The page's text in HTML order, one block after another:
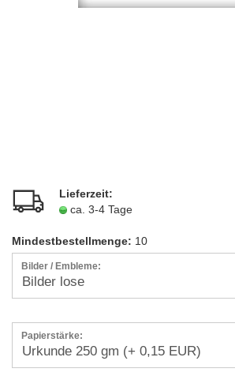
Lieferzeit:
ca. 3-4 Tage
Mindestbestellmenge: 10
Bilder / Embleme:
Papierstärke: